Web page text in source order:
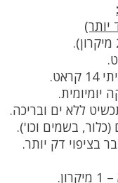
יותר)
יומיומית.
ללא ים ובריכה.
בשמים וכו').
בציפוי דק יותר.